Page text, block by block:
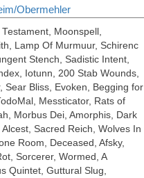
Obermehler
Testament, Moonspell,
Lamp Of Murmuur, Schirenc
Stench, Sadistic Intent,
Iotunn, 200 Stab Wounds,
Sear Bliss, Evoken, Begging for
Messticator, Rats of
Morbus Dei, Amorphis, Dark
Sacred Reich, Wolves In
Room, Deceased, Afsky,
Sorcerer, Wormed, A
Quintet, Guttural Slug,